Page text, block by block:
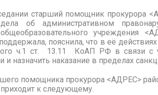
старший помощник прокурора
об административном
учреждения
пояснила, что в её
ч.1 ст. 13.11 КоАП РФ в связи с
и назначить наказание в пределах
помощника прокурора <АДРЕС>
к следующему.